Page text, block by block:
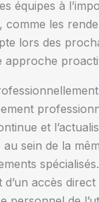
équipes à
comme les
lors des
approche
et
sein de la
accès